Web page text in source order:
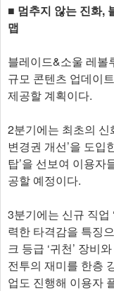
■ 멈추지 않는 진화,
맵
블레이드&소울 레볼
규모 콘텐츠 업데이
제공할 계획이다.
2분기에는 최초의 신
변경권 개선’을 도입
탑’을 선보여 이용자
공할 예정이다.
3분기에는 신규 직업
력한 타격감을 특징
크 등급 ‘귀천’ 장비
전투의 재미를 한층
업도 진행해 이용자